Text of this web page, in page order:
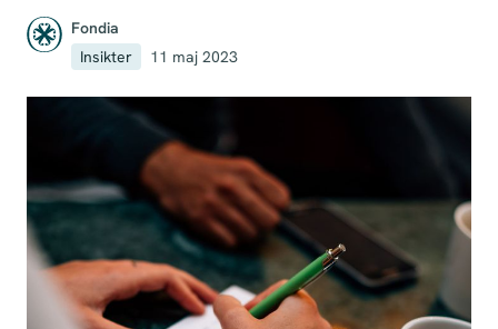
Fondia
Insikter
11 maj 2023